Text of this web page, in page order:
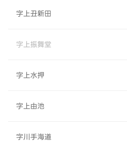
字上丑新田
字上振舞堂
字上水押
字上由池
字川手海道